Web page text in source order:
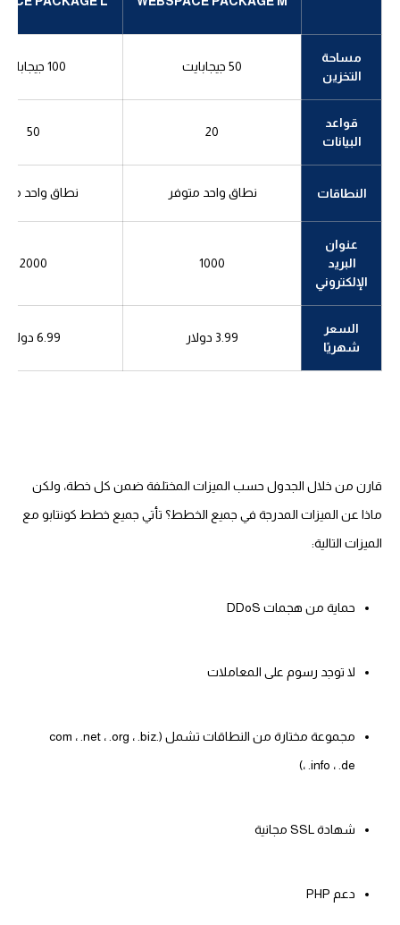
مساحة
التخزين
50 جيجابايت 100 جيجابايت
قواعد
البيانات
20
50
النطاقات نطاق واحد متوفر نطاق واحد
عنوان
البريد
الإلكتروني
1000
2000
السعر
شهريًا
3.99 دولار 6.99 دولار
قارن من خلال الجدول حسب الميزات المختلفة ضمن كل خطة، ولكن
ماذا عن الميزات المدرجة في جميع الخطط؟ تأتي جميع خطط كونتابو مع
الميزات التالية:
حماية من هجمات DDoS
لا توجد رسوم على المعاملات
مجموعة مختارة من النطاقات تشمل (.com ، .net ، .org ، .biz
، .info ، .de)
شهادة SSL مجانية
دعم PHP